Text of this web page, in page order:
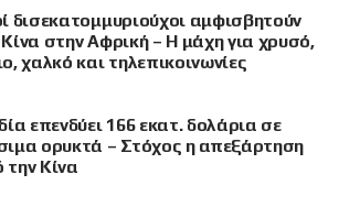
δισεκατομμυριούχοι αμφισβητούν
Κίνα στην Αφρική – Η μάχη για χρυσό,
χαλκό και τηλεπικοινωνίες
επενδύει 166 εκατ. δολάρια σε
ορυκτά – Στόχος η απεξάρτηση
την Κίνα